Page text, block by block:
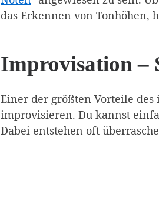
das Erkennen von Tonhöhen,
Improvisation –
Einer der größten Vorteile
improvisieren. Du kannst
Dabei entstehen oft